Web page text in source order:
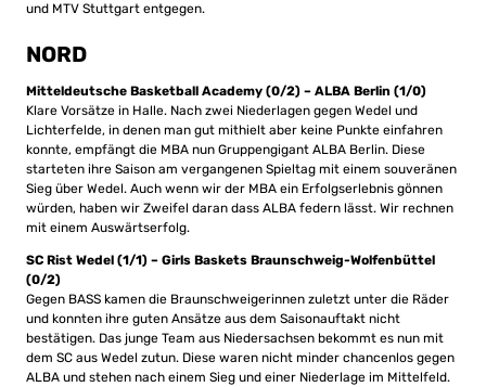
und MTV Stuttgart entgegen.
NORD
Mitteldeutsche Basketball Academy (0/2) – ALBA Berlin (1/0)
Klare Vorsätze in Halle. Nach zwei Niederlagen gegen Wedel und
Lichterfelde, in denen man gut mithielt aber keine Punkte einfahren
konnte, empfängt die MBA nun Gruppengigant ALBA Berlin. Diese
starteten ihre Saison am vergangenen Spieltag mit einem souveränen
Sieg über Wedel. Auch wenn wir der MBA ein Erfolgserlebnis gönnen
würden, haben wir Zweifel daran dass ALBA federn lässt. Wir rechnen
mit einem Auswärtserfolg.
SC Rist Wedel (1/1) – Girls Baskets Braunschweig-Wolfenbüttel
(0/2)
Gegen BASS kamen die Braunschweigerinnen zuletzt unter die Räder
und konnten ihre guten Ansätze aus dem Saisonauftakt nicht
bestätigen. Das junge Team aus Niedersachsen bekommt es nun mit
dem SC aus Wedel zutun. Diese waren nicht minder chancenlos gegen
ALBA und stehen nach einem Sieg und einer Niederlage im Mittelfeld.